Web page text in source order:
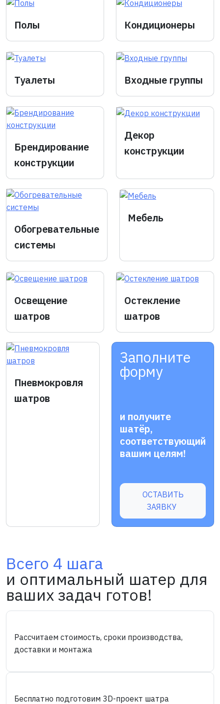
Полы Кондиционеры
Туалеты Входные группы
Брендирование
конструкции
Декор
конструкции
Обогревательные
системы
Мебель
Освещение
шатров
Остекление
шатров
Пневмокровля
шатров
Заполните
форму
и получите
шатёр,
соответствующий
вашим целям!
ОСТАВИТЬ
ЗАЯВКУ
Всего 4 шага
и оптимальный шатер для
ваших задач готов!
Рассчитаем стоимость, сроки производства,
доставки и монтажа
Бесплатно подготовим 3D-проект шатра